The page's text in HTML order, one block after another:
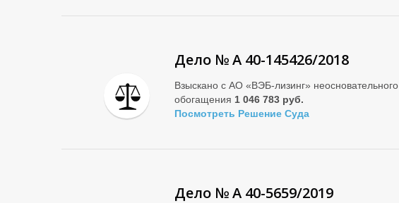
Дело № А 40-145426/2018
Взыскано с АО «ВЭБ-лизинг» неосновательного
обогащения 1 046 783 руб.
Посмотреть Решение Суда
Дело № А 40-5659/2019